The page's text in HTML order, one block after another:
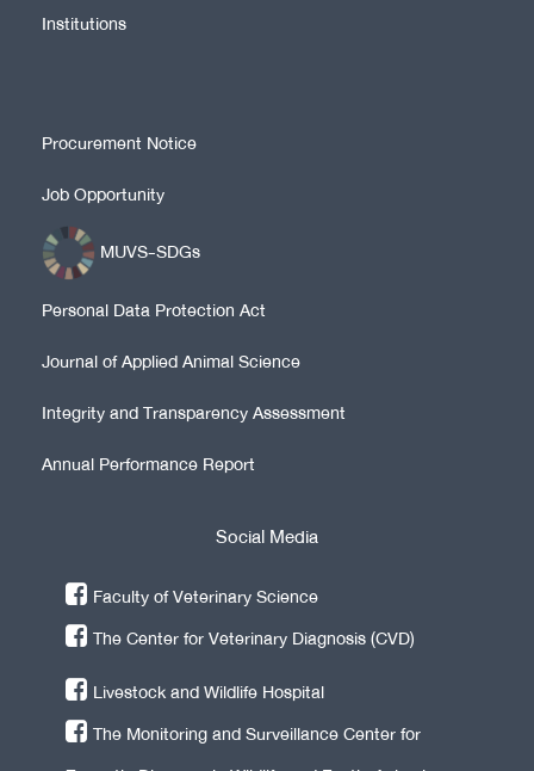
Institutions
Procurement Notice
Job Opportunity
MUVS-SDGs
Personal Data Protection Act
Journal of Applied Animal Science
Integrity and Transparency Assessment
Annual Performance Report
Social Media
Faculty of Veterinary Science
The Center for Veterinary Diagnosis (CVD)
Livestock and Wildlife Hospital
The Monitoring and Surveillance Center for